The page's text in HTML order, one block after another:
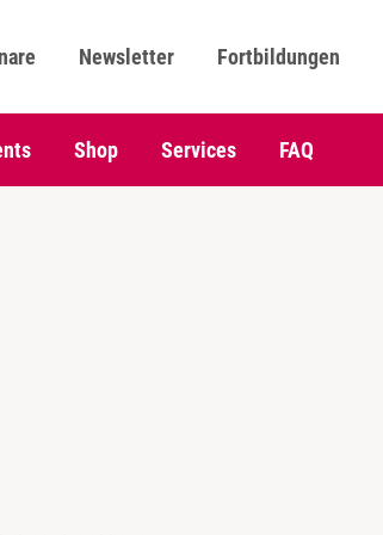
Newsletter Fortbildungen
Shop Services FAQ